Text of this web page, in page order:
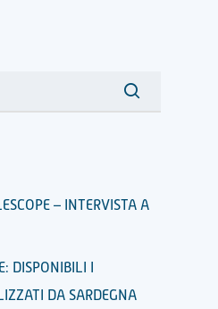
– INTERVISTA A
DISPONIBILI I
DA SARDEGNA